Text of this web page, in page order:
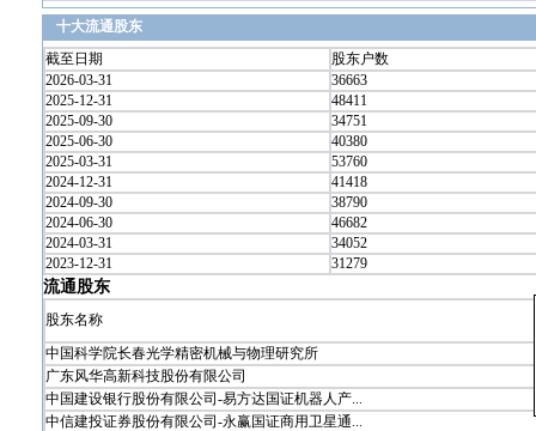
十大流通股东
截至日期
股东户数
2026-03-31
36663
2025-12-31
48411
2025-09-30
34751
2025-06-30
40380
2025-03-31
53760
2024-12-31
41418
2024-09-30
38790
2024-06-30
46682
2024-03-31
34052
2023-12-31
31279
流通股东
股东名称
中国科学院长春光学精密机械与物理研究所
广东风华高新科技股份有限公司
中国建设银行股份有限公司-易方达国证机器人产...
中信建投证券股份有限公司-永赢国证商用卫星通...